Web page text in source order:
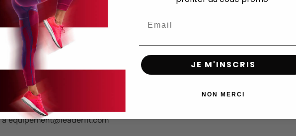
également que nous sommes joignables par téléphone au +33 (0)2 47 52 66 01
equipement@leaderfit.com
JE M'INSCRIS
NON MERCI